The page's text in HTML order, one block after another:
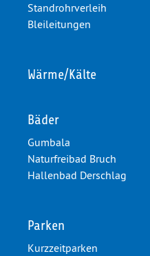
Standrohrverleih
Bleileitungen
Wärme/Kälte
Bäder
Gumbala
Naturfreibad Bruch
Hallenbad Derschlag
Parken
Kurzzeitparken